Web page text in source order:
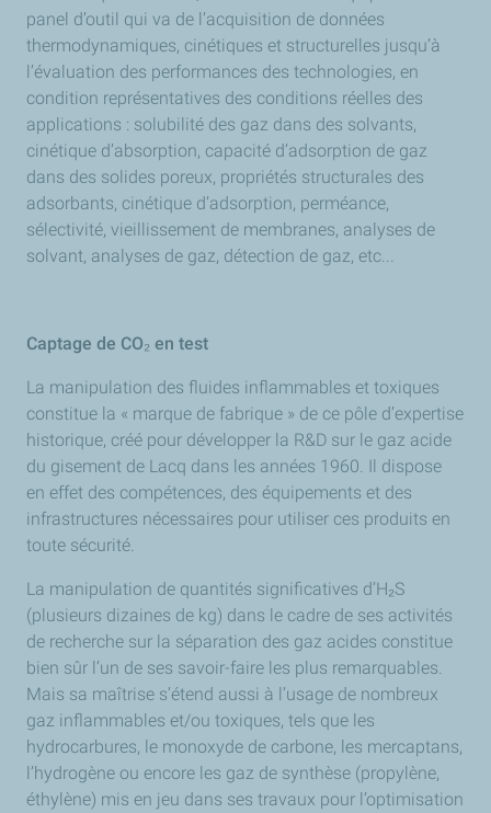
panel d’outil qui va de l’acquisition de données
thermodynamiques, cinétiques et structurelles jusqu’à
l’évaluation des performances des technologies, en
condition représentatives des conditions réelles des
applications : solubilité des gaz dans des solvants,
cinétique d’absorption, capacité d’adsorption de gaz
dans des solides poreux, propriétés structurales des
adsorbants, cinétique d’adsorption, perméance,
sélectivité, vieillissement de membranes, analyses de
solvant, analyses de gaz, détection de gaz, etc...
Captage de CO₂ en test
La manipulation des fluides inflammables et toxiques
constitue la « marque de fabrique » de ce pôle d’expertise
historique, créé pour développer la R&D sur le gaz acide
du gisement de Lacq dans les années 1960. Il dispose
en effet des compétences, des équipements et des
infrastructures nécessaires pour utiliser ces produits en
toute sécurité.
La manipulation de quantités significatives d’H₂S
(plusieurs dizaines de kg) dans le cadre de ses activités
de recherche sur la séparation des gaz acides constitue
bien sûr l’un de ses savoir-faire les plus remarquables.
Mais sa maîtrise s’étend aussi à l’usage de nombreux
gaz inflammables et/ou toxiques, tels que les
hydrocarbures, le monoxyde de carbone, les mercaptans,
l’hydrogène ou encore les gaz de synthèse (propylène,
éthylène) mis en jeu dans ses travaux pour l’optimisation